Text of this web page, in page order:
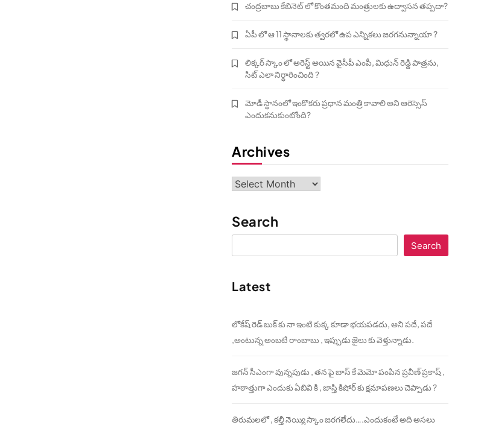
చంద్రబాబు కేబినెట్ లో కొంతమంది మంత్రులకు ఉద్వాసన తప్పదా?
ఏపీ లో ఆ 11 స్థానాలకు త్వరలో ఉప ఎన్నికలు జరగనున్నాయా ?
లిక్కర్ స్కాం లో అరెస్ట్ అయిన వైసీపీ ఎంపీ, మిధున్ రెడ్డి పాత్రను,
సిట్ ఎలా నిర్ధారించింది ?
మోడీ స్థానంలో ఇంకొకరు ప్రధాన మంత్రి కావాలి అని ఆరెస్సెస్‌
ఎందుకనుకుంటోంది?
Archives
Archives
Search
Search
Latest
లోకేష్ రెడ్ బుక్ కు నా ఇంటి కుక్క కూడా భయపడదు, అని పదే, పదే
,అంటున్న అంబటి రాంబాబు , ఇప్పుడు జైలు కు వెళ్తున్నాడు.
జగన్ సీఎంగా వున్నపుడు , తన పై బాస్ కే మెమో పంపిన ప్రవీణ్ ప్రకాష్ ,
హఠాత్తుగా ఎందుకు ఏబివి కి , జాస్తి కిషోర్ కు క్షమాపణలు చెప్పాడు ?
తిరుమలలో , కల్తీ నెయ్యి స్కాం జరగలేదు….ఎందుకంటే అది అసలు